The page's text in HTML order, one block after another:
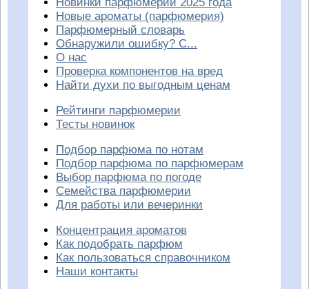
Новые ароматы (парфюмерия)
Парфюмерный словарь
Обнаружили ошибку? С...
О нас
Проверка компонентов на вред
Найти духи по выгодным ценам
Рейтинги парфюмерии
Тесты новинок
Подбор парфюма по нотам
Подбор парфюма по парфюмерам
Выбор парфюма по погоде
Семейства парфюмерии
Для работы или вечеринки
Концентрация ароматов
Как подобрать парфюм
Как пользоваться справочником
Наши контакты